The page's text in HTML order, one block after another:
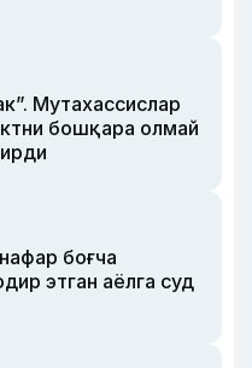
Мутахассислар
бошқара олмай
боғча
этган аёлга суд